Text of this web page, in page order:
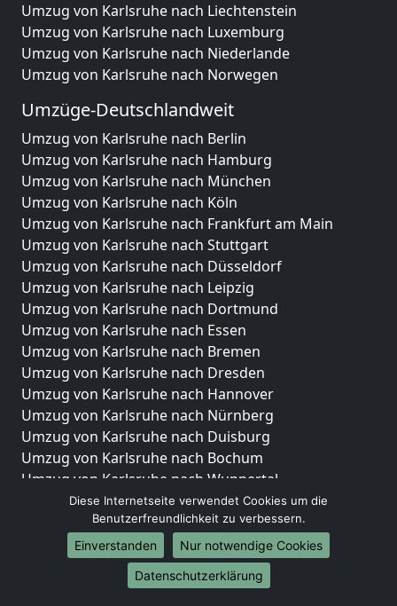
Umzug von Karlsruhe nach Liechtenstein
Umzug von Karlsruhe nach Luxemburg
Umzug von Karlsruhe nach Niederlande
Umzug von Karlsruhe nach Norwegen
Umzüge-Deutschlandweit
Umzug von Karlsruhe nach Berlin
Umzug von Karlsruhe nach Hamburg
Umzug von Karlsruhe nach München
Umzug von Karlsruhe nach Köln
Umzug von Karlsruhe nach Frankfurt am Main
Umzug von Karlsruhe nach Stuttgart
Umzug von Karlsruhe nach Düsseldorf
Umzug von Karlsruhe nach Leipzig
Umzug von Karlsruhe nach Dortmund
Umzug von Karlsruhe nach Essen
Umzug von Karlsruhe nach Bremen
Umzug von Karlsruhe nach Dresden
Umzug von Karlsruhe nach Hannover
Umzug von Karlsruhe nach Nürnberg
Umzug von Karlsruhe nach Duisburg
Umzug von Karlsruhe nach Bochum
Umzug von Karlsruhe nach Wuppertal
Umzug von Karlsruhe nach Bielefeld
Umzug von Karlsruhe nach Bonn
Umzug von Karlsruhe nach Münster
Internationale-Umzüge
Diese Internetseite verwendet Cookies um die
Benutzerfreundlichkeit zu verbessern.
Einverstanden
Nur notwendige Cookies
Datenschutzerklärung